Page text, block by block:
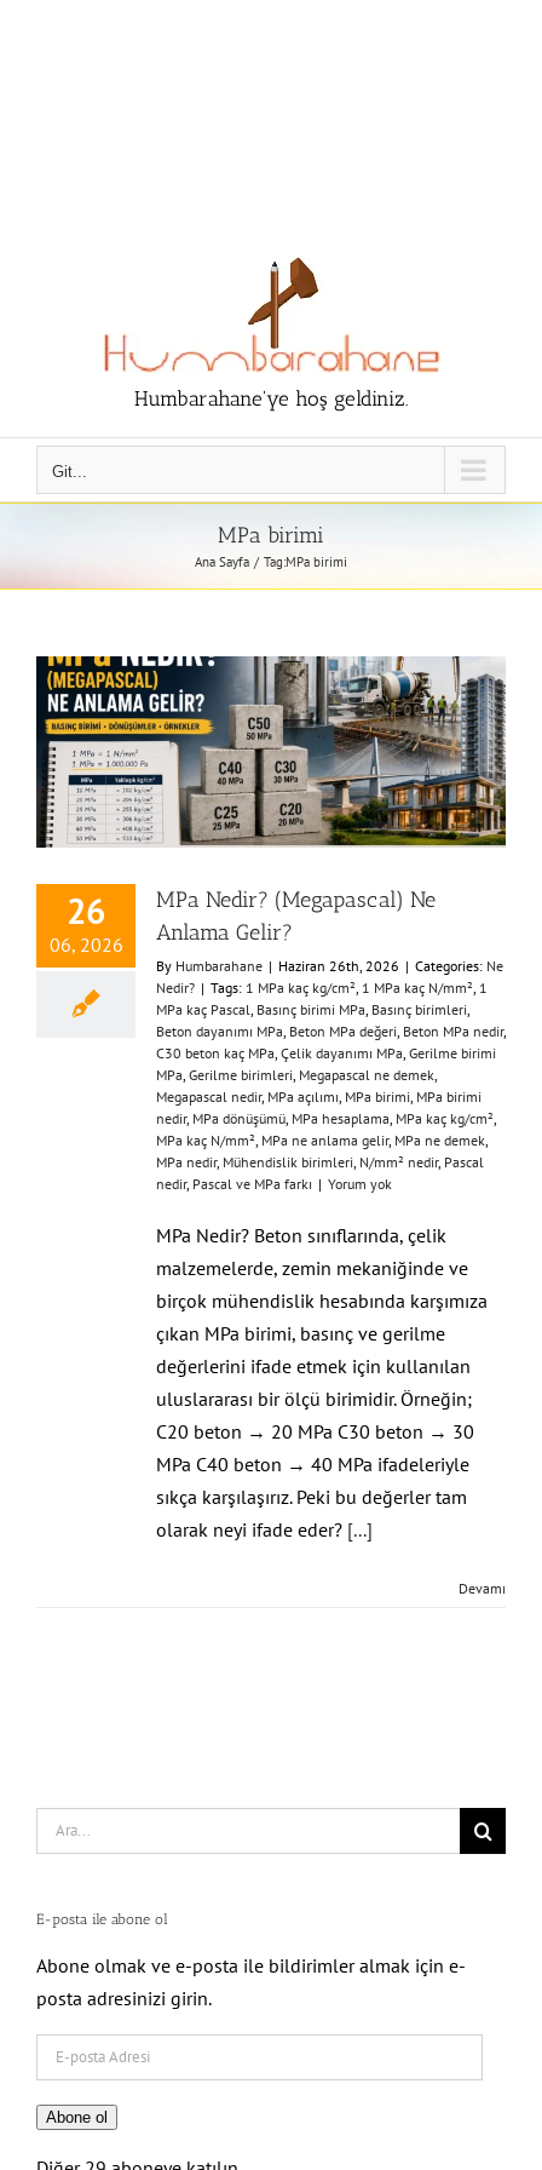
Humbarahane'ye hoş geldiniz.
Git...
MPa birimi
Ana Sayfa Tag:MPa birimi
26
06, 2026
MPa Nedir? (Megapascal) Ne
Anlama Gelir?
By Humbarahane | Haziran 26th, 2026 | Categories: Ne
Nedir? | Tags: 1 MPa kaç kg/cm² 1 MPa kaç N/mm² 1
MPa kaç Pascal Basınç birimi MPa Basınç birimleri
Beton dayanımı MPa Beton MPa değeri Beton MPa nedir,
C30 beton kaç MPa Çelik dayanımı MPa Gerilme birimi
MPa Gerilme birimleri Megapascal ne demek
Megapascal nedir, MPa açılımı MPa birimi MPa birimi
nedir, MPa dönüşümü MPa hesaplama MPa kaç kg/cm²
MPa kaç N/mm² MPa ne anlama gelir, MPa ne demek
MPa nedir, Mühendislik birimleri N/mm² nedir, Pascal
nedir, Pascal ve MPa farkı | Yorum yok
MPa Nedir? Beton sınıflarında, çelik
malzemelerde, zemin mekaniğinde ve
birçok mühendislik hesabında karşımıza
çıkan MPa birimi, basınç ve gerilme
değerlerini ifade etmek için kullanılan
uluslararası bir ölçü birimidir. Örneğin;
C20 beton → 20 MPa C30 beton → 30
MPa C40 beton → 40 MPa ifadeleriyle
sıkça karşılaşırız. Peki bu değerler tam
olarak neyi ifade eder? [...]
Devamı
Search
for:
E-posta ile abone ol
Abone olmak ve e-posta ile bildirimler almak için e-
posta adresinizi girin.
posta
Adresi
Abone ol